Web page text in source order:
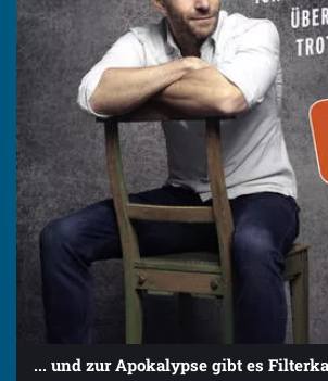
... und zur Apokalypse gibt es